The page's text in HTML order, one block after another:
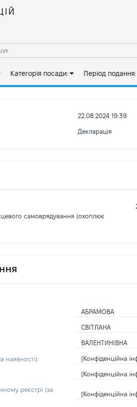
Категорія посади: Період подання:
22.08.2024 19:39
Декларація
самоврядування (охоплює
АБРАМОВА
СВІТЛАНА
ВАЛЕНТИНІВНА
наявності): [Конфіденційна
[Конфіденційна
реєстрі (за
[Конфіденційна